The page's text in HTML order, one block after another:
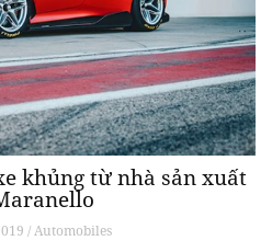
khủng từ ​​nhà sản xuất
/ Automobiles